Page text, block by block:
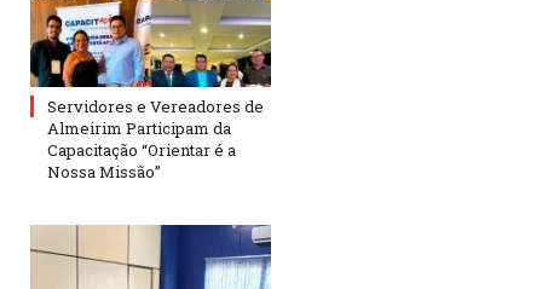
Servidores e Vereadores de
Almeirim Participam da
Capacitação “Orientar é a
Nossa Missão”